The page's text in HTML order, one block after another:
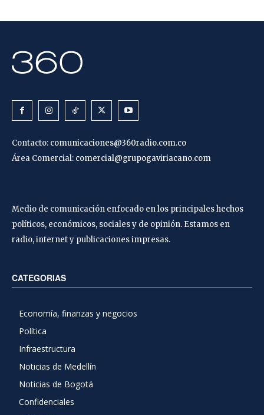
Contacto: comunicaciones@360radio.com.co
Área Comercial: comercial@grupogaviriacano.com
Medio de comunicación enfocado en los principales hechos
políticos, económicos, sociales y de opinión. Estamos en
radio, internet y publicaciones impresas.
CATEGORIAS
Economía, finanzas y negocios
Política
Infraestructura
Noticias de Medellín
Noticias de Bogotá
Confidenciales